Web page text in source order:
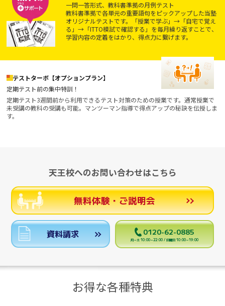
一問一答形式、教科書準拠の月例テスト
教科書準拠で各単元の重要語句をピックアップした当塾
オリジナルテストです。「授業で学ぶ」→「自宅で覚え
る」→「ITTO模試で確認する」を毎月繰り返すことで、
学習内容の定着をはかり、得点力に繋げます。
テストターボ【オプションプラン】
定期テスト前の集中特訓！
定期テスト3週間前から利用できるテスト対策のための授業です。通常授業で
未受講の教科の受講も可能。マンツーマン指導で得点アップの秘訣を伝授しま
す。
天王校へのお問い合わせはこちら
無料体験・ご説明会
資料請求 0120-62-0885
月～土 10:00～22:00 / 日曜日 10:00～19:00
お得な各種特典